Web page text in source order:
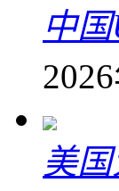
中
美